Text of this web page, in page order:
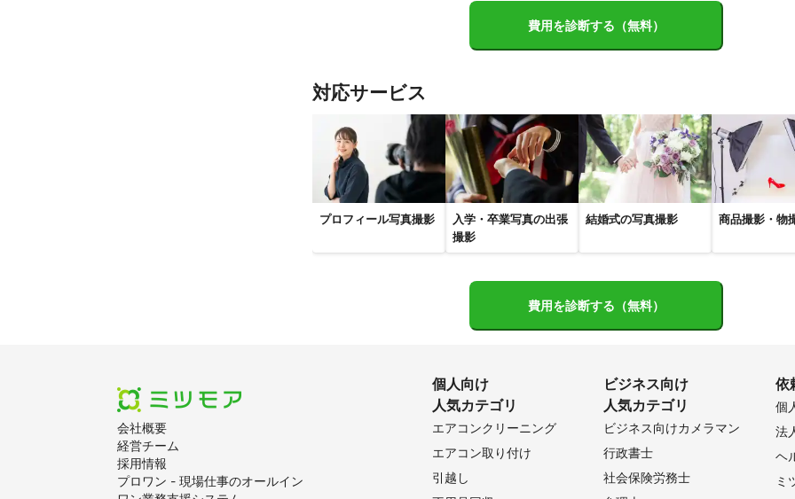
蕨市
狭山市 川越市 草加市
蓮田市
松伏町
茨城県
守谷市
【神奈川県】
川崎市 横浜市 大和市 座間市 綾瀬市 愛川町 海老名市 相模原市
清川村
葉山町
横須賀市 大磯町 中井町 二宮町 松田町
費用を診断する（無料）
対応サービス
プロフィール写真撮影
入学・卒業写真の出張
撮影
結婚式の写真撮影 商品撮影・物
費用を診断する（無料）
会社概要
経営チーム
採用情報
プロワン - 現場仕事のオールイン
個人向け
人気カテゴリ
エアコンクリーニング
エアコン取り付け
引越し
ビジネス向け
人気カテゴリ
ビジネス向けカメラマン
行政書士
社会保険労務士
依
個
法
ヘ
ミ